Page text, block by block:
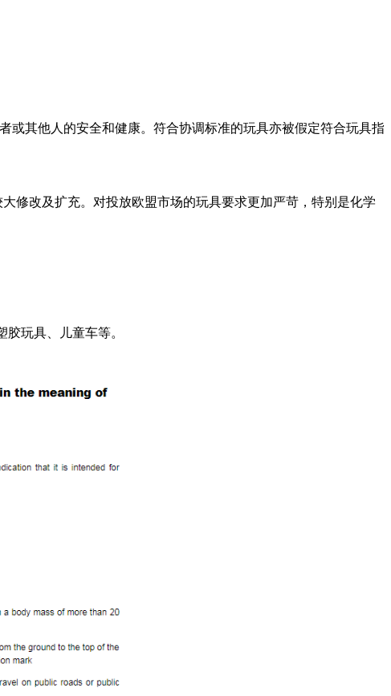
或其他人的安全和健康。符合协调标准的玩具亦被假定符合玩具指
修改及扩充。对投放欧盟市场的玩具要求更加严苛，特别是化学
玩具、儿童车等。